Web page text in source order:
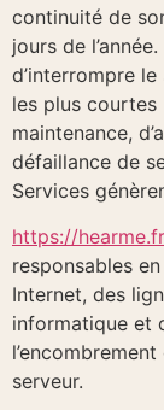
continuité de
jours de
d’interrompre
les plus
maintenance,
défaillance de
Services
https://hearme.fr
responsables
Internet, des
informatique et
serveur.